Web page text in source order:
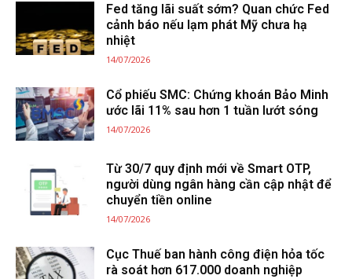
Fed tăng lãi suất sớm? Quan chức Fed
cảnh báo nếu lạm phát Mỹ chưa hạ
nhiệt
14/07/2026
Cổ phiếu SMC: Chứng khoán Bảo Minh
ước lãi 11% sau hơn 1 tuần lướt sóng
14/07/2026
Từ 30/7 quy định mới về Smart OTP,
người dùng ngân hàng cần cập nhật để
chuyển tiền online
14/07/2026
Cục Thuế ban hành công điện hỏa tốc
rà soát hơn 617.000 doanh nghiệp